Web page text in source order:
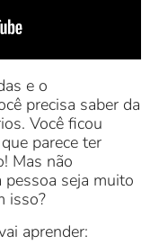
e o
precisa saber da
Você ficou
parece ter
Mas não
pessoa seja muito
isso?
aprender: